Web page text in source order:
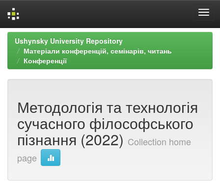
Skip
navigation
Ushynsky University Repository
Матеріали конференцій, семінарів, читань
Конференції
Методологія та технологія
сучасного філософського
пізнання (2022) Collection home
page